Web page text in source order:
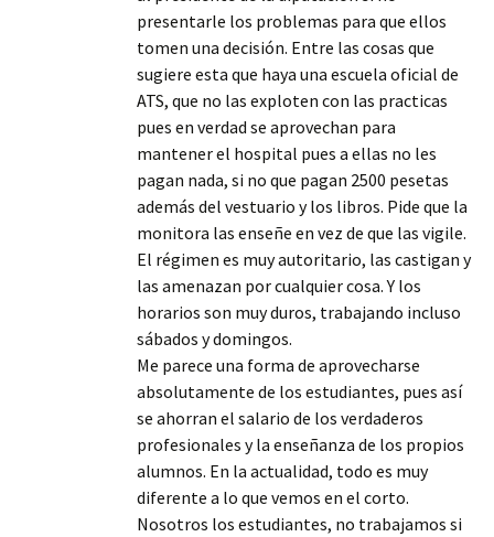
presentarle los problemas para que ellos
tomen una decisión. Entre las cosas que
sugiere esta que haya una escuela oficial de
ATS, que no las exploten con las practicas
pues en verdad se aprovechan para
mantener el hospital pues a ellas no les
pagan nada, si no que pagan 2500 pesetas
además del vestuario y los libros. Pide que la
monitora las enseñe en vez de que las vigile.
El régimen es muy autoritario, las castigan y
las amenazan por cualquier cosa. Y los
horarios son muy duros, trabajando incluso
sábados y domingos.
Me parece una forma de aprovecharse
absolutamente de los estudiantes, pues así
se ahorran el salario de los verdaderos
profesionales y la enseñanza de los propios
alumnos. En la actualidad, todo es muy
diferente a lo que vemos en el corto.
Nosotros los estudiantes, no trabajamos si